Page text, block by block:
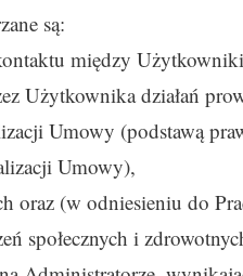
są:
między
Użytkownika działań
Umowy (podstawą
Umowy),
oraz (w odniesieniu do
społecznych i